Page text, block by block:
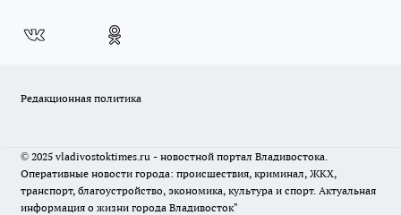
Редакционная политика
© 2025 vladivostoktimes.ru - новостной портал Владивостока.
Оперативные новости города: происшествия, криминал, ЖКХ,
транспорт, благоустройство, экономика, культура и спорт. Актуальная
информация о жизни города Владивосток"